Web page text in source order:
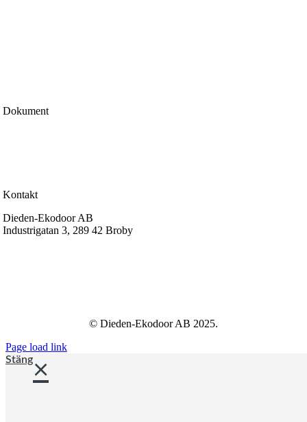
Dokument
Kontakt
Dieden-Ekodoor AB
Industrigatan 3, 289 42 Broby
© Dieden-Ekodoor AB 2025.
Page load link
Stäng